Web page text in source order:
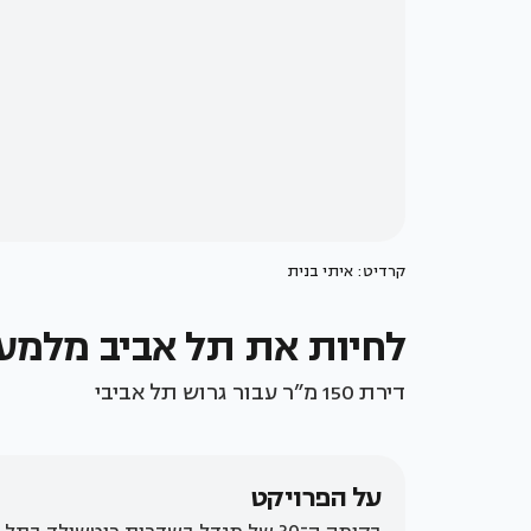
קרדיט: איתי בנית
לחיות את תל אביב
דירת 150 מ”ר עבור גרוש תל אביבי
על הפרויקט